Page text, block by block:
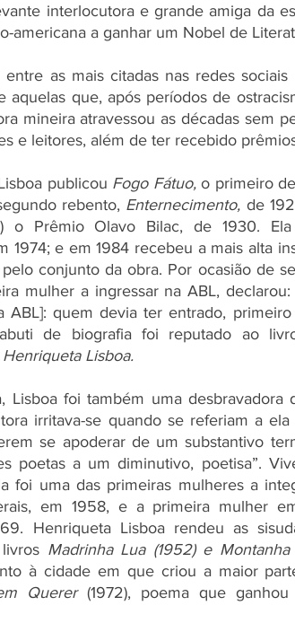
interlocutora e grande amiga da
americana a ganhar um Nobel de
as mais citadas nas redes
aquelas que, após períodos de
mineira atravessou as décadas sem
e leitores, além de ter recebido
publicou Fogo Fátuo, o primeiro
rebento, Enternecimento, de
o Prêmio Olavo Bilac, de 1930.
1974; e em 1984 recebeu a mais alta
conjunto da obra. Por ocasião de
mulher a ingressar na ABL,
ABL]: quem devia ter entrado,
Lisboa.
Lisboa foi também uma desbravadora
irritava-se quando se referiam a ela
se apoderar de um substantivo
poetas a um diminutivo, poetisa”.
foi uma das primeiras mulheres a
em 1958, e a primeira mulher
Henriqueta Lisboa rendeu as
Madrinha Lua (1952) e
à cidade em que criou a maior
Querer (1972), poema que